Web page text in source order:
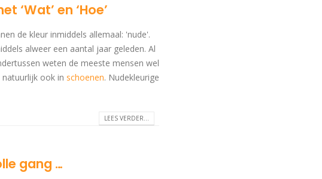
‘Wat’ en ‘Hoe’
de kleur inmiddels allemaal: 'nude'.
alweer een aantal jaar geleden. Al
weten de meeste mensen wel
ook in schoenen. Nudekleurige
LEES VERDER...
gang …